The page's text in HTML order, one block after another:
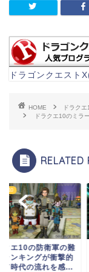
ドラゴンクエスト
HOME
ドラクエ
ドラクエ10のミラ
RELATED
エ10
クエ10の夢幻魔王の
を評価したらヤバい
に!?